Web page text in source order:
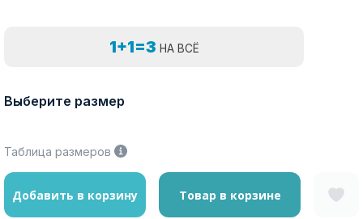
1+1=3 НА ВСЁ
Выберите размер
Таблица размеров
Добавить в корзину Товар в корзине